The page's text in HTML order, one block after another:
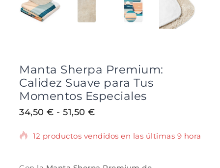
Manta Sherpa Premium:
Calidez Suave para Tus
Momentos Especiales
34,50 € - 51,50 €
12 productos vendidos en las últimas 9 horas